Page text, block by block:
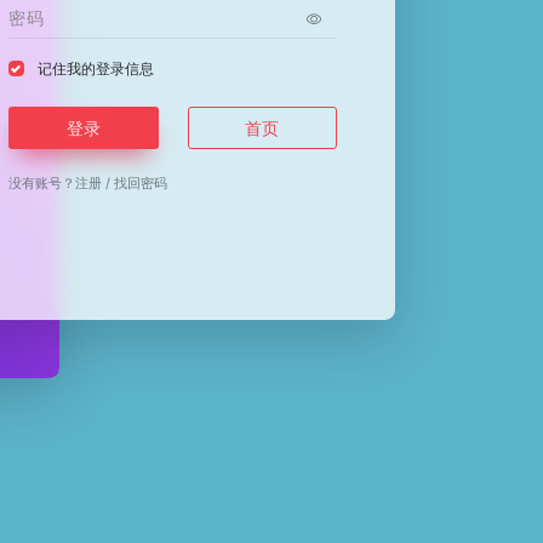
记住我的登录信息
登录 首页
没有账号？注册 /找回密码